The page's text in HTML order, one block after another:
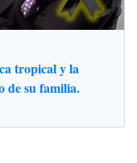
tropical y la
de su familia.